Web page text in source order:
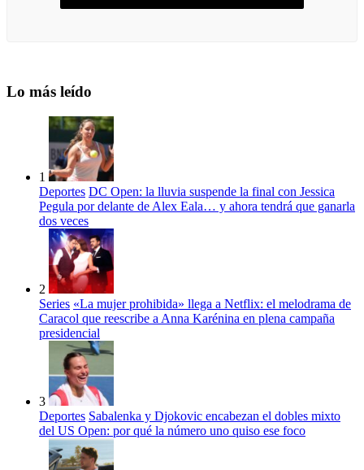
Lo más leído
1
Deportes DC Open: la lluvia suspende la final con Jessica
Pegula por delante de Alex Eala… y ahora tendrá que ganarla
dos veces
2
Series «La mujer prohibida» llega a Netflix: el melodrama de
Caracol que reescribe a Anna Karénina en plena campaña
presidencial
3
Deportes Sabalenka y Djokovic encabezan el dobles mixto
del US Open: por qué la número uno quiso ese foco